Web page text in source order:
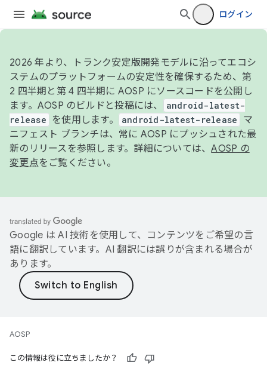
ログイン
2026 年より、トランク安定版開発モデルに沿ってエコシ
ステムのプラットフォームの安定性を確保するため、第
2 四半期と第 4 四半期に AOSP にソースコードを公開し
ます。AOSP のビルドと投稿には、
android-latest-
release
を使用します。 android-latest-release
マ
ニフェスト ブランチは、常に AOSP にプッシュされた最
新のリリースを参照します。詳細については、AOSP の
変更点をご覧ください。
Google は AI 技術を使用して、コンテンツをご希望の言
語に翻訳しています。AI 翻訳には誤りが含まれる場合が
あります。
AOSP
この情報は役に立ちましたか？